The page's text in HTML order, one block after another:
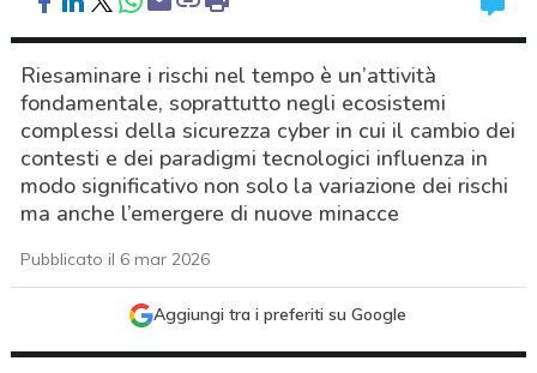
Riesaminare i rischi nel tempo è un’attività
fondamentale, soprattutto negli ecosistemi
complessi della sicurezza cyber in cui il cambio dei
contesti e dei paradigmi tecnologici influenza in
modo significativo non solo la variazione dei rischi
ma anche l’emergere di nuove minacce
Pubblicato il 6 mar 2026
Aggiungi tra i preferiti su Google